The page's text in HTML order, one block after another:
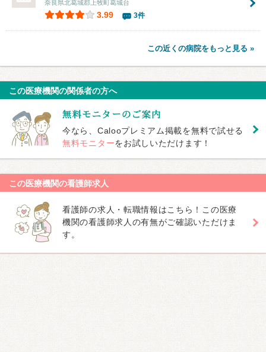
奈良県北葛城郡上牧町葛城台
3.99 3件
この近くの病院をもっと見る »
この医療機関の関係者の方へ
今なら、Calooプレミアム掲載を無料で試せる
無料モニターをお試しいただけます！
この医療機関の看護師求人
看護師の求人・転職情報はこちら！この医療
機関の看護師求人の有無がご確認いただけま
す。